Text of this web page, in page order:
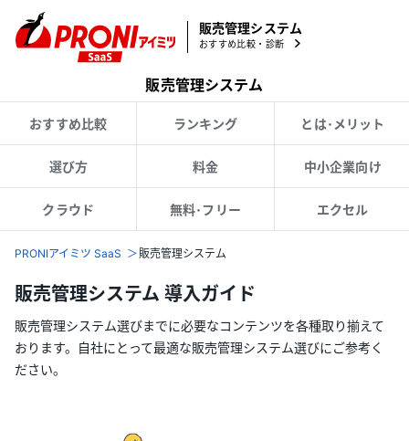
販売管理システム
おすすめ比較・診断
販売管理システム
おすすめ比較 ランキング とは･メリット
選び方 料金 中小企業向け
クラウド 無料･フリー エクセル
PRONIアイミツ SaaS 販売管理システム
販売管理システム 導入ガイド
販売管理システム選びまでに必要なコンテンツを各種取り揃えて
おります。自社にとって最適な販売管理システム選びにご参考く
ださい。